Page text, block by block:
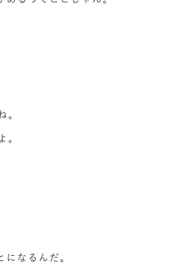
。
。
になるんだ。